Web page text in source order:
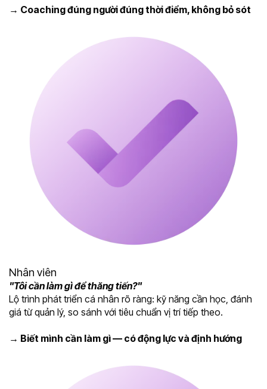
→ Coaching đúng người đúng thời điểm, không bỏ sót
Nhân viên
"Tôi cần làm gì để thăng tiến?"
Lộ trình phát triển cá nhân rõ ràng: kỹ năng cần học, đánh
giá từ quản lý, so sánh với tiêu chuẩn vị trí tiếp theo.
→ Biết mình cần làm gì — có động lực và định hướng